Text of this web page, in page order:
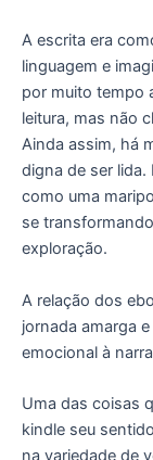
A escrita era
linguagem e
por muito tempo
leitura, mas não
Ainda assim, há
digna de ser
como uma
se
exploração.
A relação dos
jornada amarga
emocional à
Uma das coisas
kindle seu
na variedade de